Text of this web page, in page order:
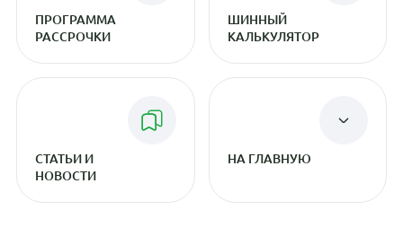
ПРОГРАММА
РАССРОЧКИ
ШИННЫЙ
КАЛЬКУЛЯТОР
СТАТЬИ И
НОВОСТИ
НА ГЛАВНУЮ